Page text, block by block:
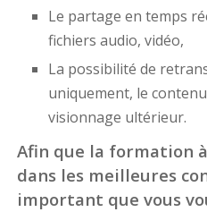
Le partage en temps
fichiers audio, vidéo,
La possibilité de
uniquement, le
visionnage ultérieur.
Afin que la formation
dans les meilleures
important que vous